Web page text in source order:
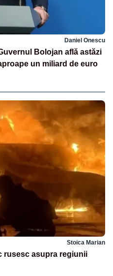
Daniel Onescu
Bolojan află astăzi
un miliard de euro
Stoica Marian
rusesc asupra regiunii